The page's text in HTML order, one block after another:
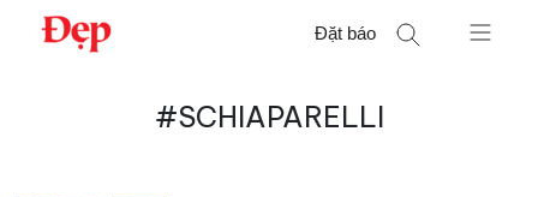
Chuyển
Đặt báo
#SCHIAPARELLI